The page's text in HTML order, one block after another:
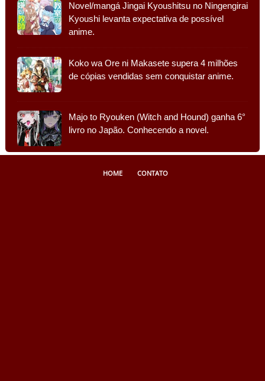
Novel/mangá Jingai Kyoushitsu no Ningengirai
Kyoushi levanta expectativa de possível
anime.
Koko wa Ore ni Makasete supera 4 milhões
de cópias vendidas sem conquistar anime.
Majo to Ryouken (Witch and Hound) ganha 6°
livro no Japão. Conhecendo a novel.
HOME CONTATO